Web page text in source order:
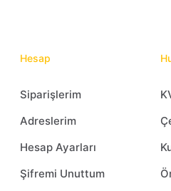
Hesap
Siparişlerim
Adreslerim
Hesap Ayarları
Şifremi Unuttum